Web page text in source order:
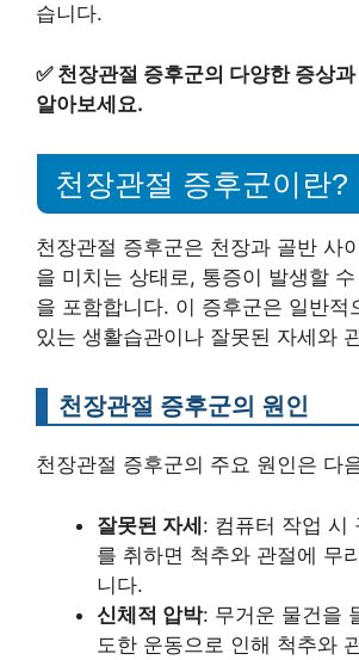
습니다.
✅ 천장관절 증후군의 다양한 증상
알아보세요.
천장관절 증후군이란?
천장관절 증후군은 천장과 골반 사
을 미치는 상태로, 통증이 발생할
을 포함합니다. 이 증후군은 일반적
있는 생활습관이나 잘못된 자세와
천장관절 증후군의 원인
천장관절 증후군의 주요 원인은 다
잘못된 자세: 컴퓨터 작업 시
를 취하면 척추와 관절에 무
니다.
신체적 압박: 무거운 물건을
도한 운동으로 인해 척추와